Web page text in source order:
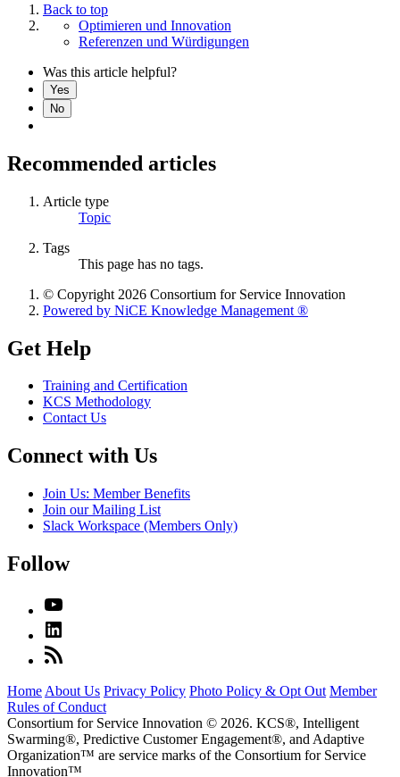
Back to top
Optimieren und Innovation
Referenzen und Würdigungen
Was this article helpful?
Yes
No
Recommended articles
Article type
Topic
Tags
This page has no tags.
© Copyright 2026 Consortium for Service Innovation
Powered by NiCE Knowledge Management ®
Get Help
Training and Certification
KCS Methodology
Contact Us
Connect with Us
Join Us: Member Benefits
Join our Mailing List
Slack Workspace (Members Only)
Follow
Home About Us Privacy Policy Photo Policy & Opt Out Member
Rules of Conduct
Consortium for Service Innovation © 2026. KCS®, Intelligent
Swarming®, Predictive Customer Engagement®, and Adaptive
Organization™ are service marks of the Consortium for Service
Innovation™